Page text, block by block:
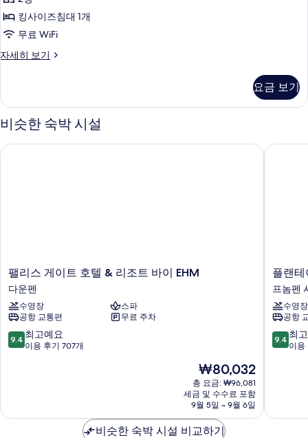
사
진
모
두
킹사이즈침대 1개
무료 WiFi
자세히 보기
Junior
히
보
기
요금 보기
비슷한 숙박 시설
팰
리
스
게
이
트
호
바
팰리스 게이트 호텔 & 리조트 바이 EHM
다운펜
수영장
스파
공항 교통편
무료 주차
10
점
최
9.4 최고예요
이용 후기 707개
현
재
요
금
₩80,032
₩80,032
총 요금: ₩96,081
세금 및 수수료 포함
9월 5일 ~ 9월 6일
팰리스 게이트 호텔 & 리조트 바이 EHM
플
랜
테
이
션
어
반
파
플랜
프놈펜
수영장
공항
10
점
최
9.4 최
이용
플랜테
비슷한 숙박 시설 비교하기